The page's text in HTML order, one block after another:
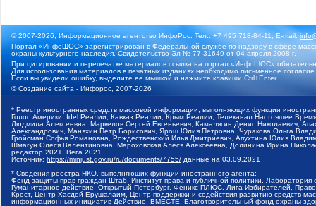
© 2007-2026, Информационное агентство ИнфоРос. Тел.: +7 495 718-84-11, E-mail:
Портал «ИнфоШОС» зарегистрирован в Федеральной службе по надзору в сфере
охраны культурного наследия. Свидетельство Эл № 77-31649 от 04 апреля 2008 г.
При цитировании и перепечатке материалов ссылка на портал «ИнфоШОС»
Для использования материалов в печатных изданиях необходимо письменное
Если вы увидели ошибку, выделите ее мышкой и нажмите клавиши Ctrl+Enter
©Создание сайта - Инфорос, 2007-2026
* Реестр иностранных средств массовой информации, выполняющих функции
Голос Америки, Idel.Реалии, Кавказ.Реалии, Крым.Реалии, Телеканал Настоящее
Людмила Алексеевна, Маркелов Сергей Евгеньевич, Камалягин Денис Николаевич,
Александрович, Маняхин Петр Борисович, Ярош Юлия Петровна, Чуракова Ольга
Гройсман Софья Романовна, Рождественский Илья Дмитриевич, Апухтина Юлия
Шмагун Олеся Валентиновна, Мароховская Алеся Алексеевна, Долинина Ирина
редактор 2021, Вега 2021
Источник: https://minjust.gov.ru/ru/documents/7755/ данные на 03.09.2021
* Сведения реестра НКО, выполняющих функции иностранного агента:
Фонд защиты прав граждан Штаб, Институт права и публичной политики,
Гуманитарное действие, Открытый Петербург, Феникс ПЛЮС, Лига Избирателей,
Крест, Центр Хасдей Ерушалаим, Центр поддержки и содействия развитию средств
информационных инициатив Действие, ВМЕСТЕ, Благотворительный фонд охраны